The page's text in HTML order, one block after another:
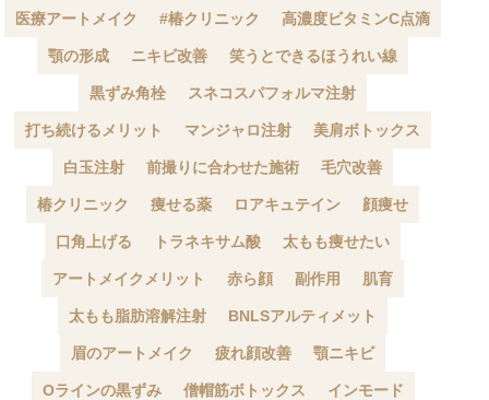
医療アートメイク #椿クリニック 高濃度ビタミンC点滴
顎の形成 ニキビ改善 笑うとできるほうれい線
黒ずみ角栓 スネコスパフォルマ注射
打ち続けるメリット マンジャロ注射 美肩ボトックス
白玉注射 前撮りに合わせた施術 毛穴改善
椿クリニック 痩せる薬 ロアキュテイン 顔痩せ
口角上げる トラネキサム酸 太もも痩せたい
アートメイクメリット 赤ら顔 副作用 肌育
太もも脂肪溶解注射 BNLSアルティメット
眉のアートメイク 疲れ顔改善 顎ニキビ
Oラインの黒ずみ 僧帽筋ボトックス インモード